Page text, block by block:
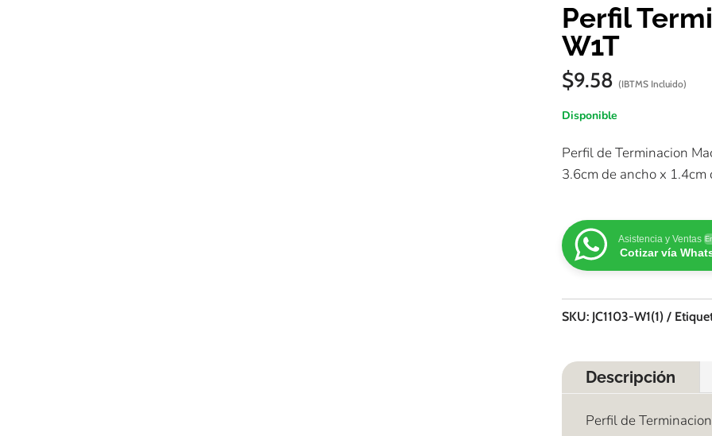
Perfil
W1T
$9.58 (IBTMS Incluido)
Disponible
Perfil de Terminacion
3.6cm de ancho x
Asistencia y Ventas
Cotizar vía
SKU: JC1103-W1(1)
Descripción
Perfil de